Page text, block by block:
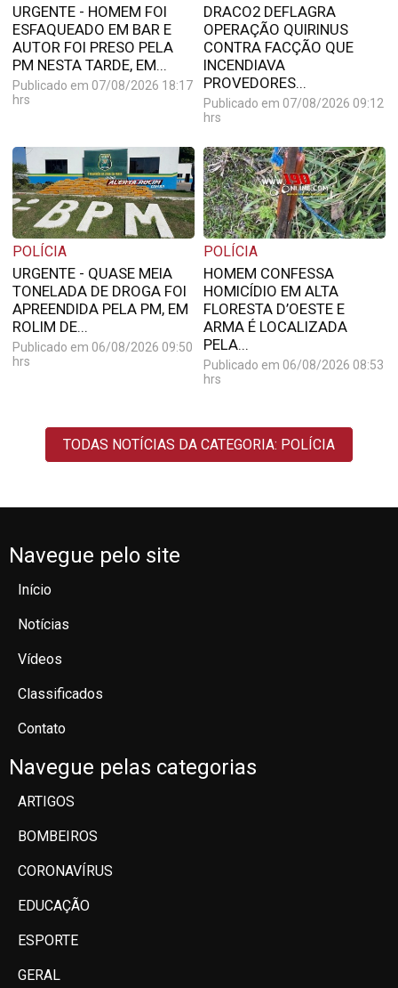
URGENTE - HOMEM FOI
ESFAQUEADO EM BAR E
AUTOR FOI PRESO PELA
PM NESTA TARDE, EM...
Publicado em 07/08/2026 18:17
hrs
DRACO2 DEFLAGRA
OPERAÇÃO QUIRINUS
CONTRA FACÇÃO QUE
INCENDIAVA
PROVEDORES...
Publicado em 07/08/2026 09:12
hrs
POLÍCIA
URGENTE - QUASE MEIA
TONELADA DE DROGA FOI
APREENDIDA PELA PM, EM
ROLIM DE...
Publicado em 06/08/2026 09:50
hrs
POLÍCIA
HOMEM CONFESSA
HOMICÍDIO EM ALTA
FLORESTA D’OESTE E
ARMA É LOCALIZADA
PELA...
Publicado em 06/08/2026 08:53
hrs
TODAS NOTÍCIAS DA CATEGORIA: POLÍCIA
Navegue pelo site
Início
Notícias
Vídeos
Classificados
Contato
Navegue pelas categorias
ARTIGOS
BOMBEIROS
CORONAVÍRUS
EDUCAÇÃO
ESPORTE
GERAL